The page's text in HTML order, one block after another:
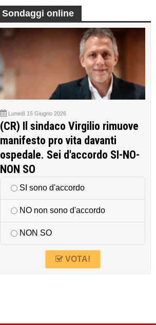
Sondaggi online
Lunedì 15 Giugno 2026
(CR) Il sindaco Virgilio rimuove
manifesto pro vita davanti
ospedale. Sei d'accordo SI-NO-
NON SO
SI sono d'accordo
NO non sono d'accordo
NON SO
VOTA!